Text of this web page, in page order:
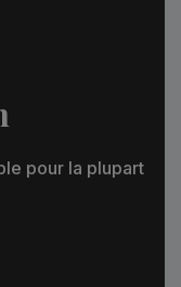
pour la plupart